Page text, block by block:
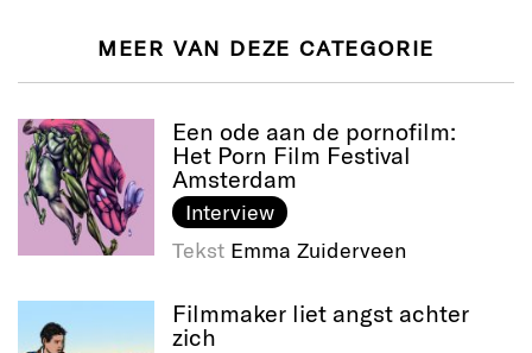
MEER VAN DEZE CATEGORIE
Een ode aan de pornofilm:
Het Porn Film Festival
Amsterdam
Interview
Tekst Emma Zuiderveen
Filmmaker liet angst achter
zich